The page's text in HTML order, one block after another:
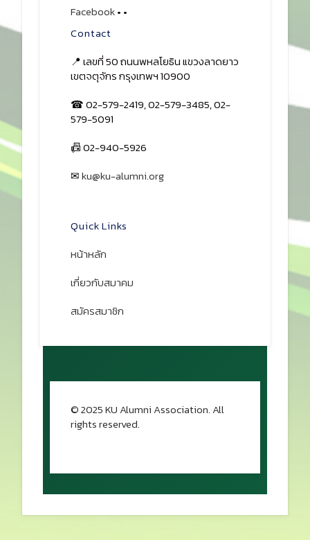
Facebook• •
Contact
📍 เลขที่ 50 ถนนพหลโยธิน แขวงลาดยาว
เขตจตุจักร กรุงเทพฯ 10900
☎ 02-579-2419, 02-579-3485, 02-
579-5091
📠 02-940-5926
✉ku@ku-alumni.org
Quick Links
หน้าหลัก
เกี่ยวกับสมาคม
สมัครสมาชิก
© 2025 KU Alumni Association. All
rights reserved.